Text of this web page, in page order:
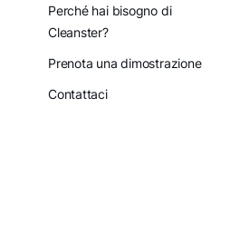
Perché hai bisogno di
Cleanster?
Prenota una dimostrazione
Contattaci